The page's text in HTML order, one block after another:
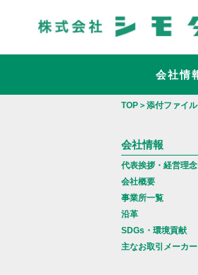
会社情
TOP 添付ファイル
会社情報
代表挨拶・経営理
会社概要
事業所一覧
沿革
SDGs・環境貢献
主なお取引メーカー